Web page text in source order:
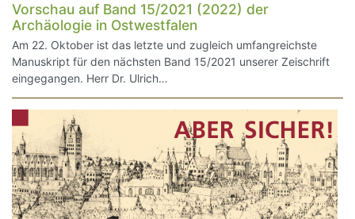
Vorschau auf Band 15/2021 (2022) der
Archäologie in Ostwestfalen
Am 22. Oktober ist das letzte und zugleich umfangreichste
Manuskript für den nächsten Band 15/2021 unserer Zeischrift
eingegangen. Herr Dr. Ulrich…